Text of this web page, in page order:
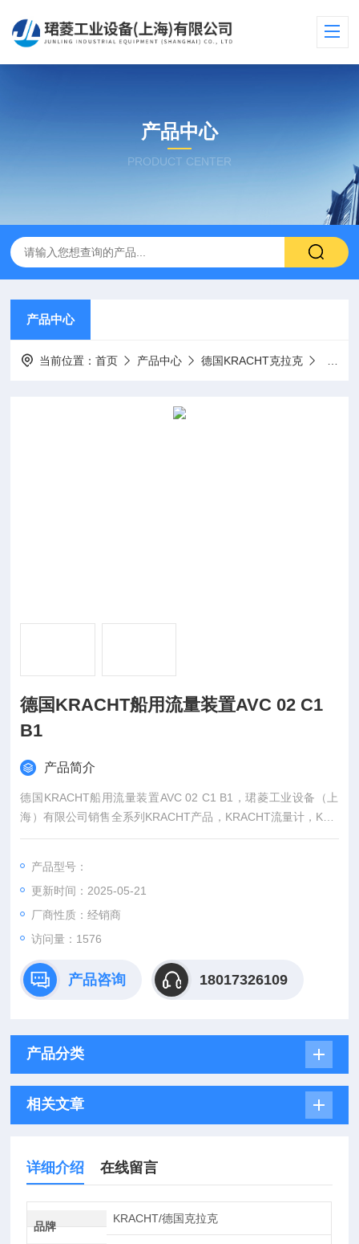
产品中心
PRODUCT CENTER
产品中心
当前位置：首页 产品中心 德国KRACHT克拉克
德国KRACHT船用流量装置AVC 02 C1
B1
产品简介
德国KRACHT船用流量装置AVC 02 C1 B1，珺菱工业设备（上
海）有限公司销售全系列KRACHT产品，KRACHT流量计，KRA
CHT指示器，KRACHT齿轮泵现货库存，价格好。
产品型号：
更新时间：2025-05-21
厂商性质：经销商
访问量：1576
产品咨询 18017326109
产品分类
相关文章
详细介绍 在线留言
品牌
KRACHT/德国克拉克